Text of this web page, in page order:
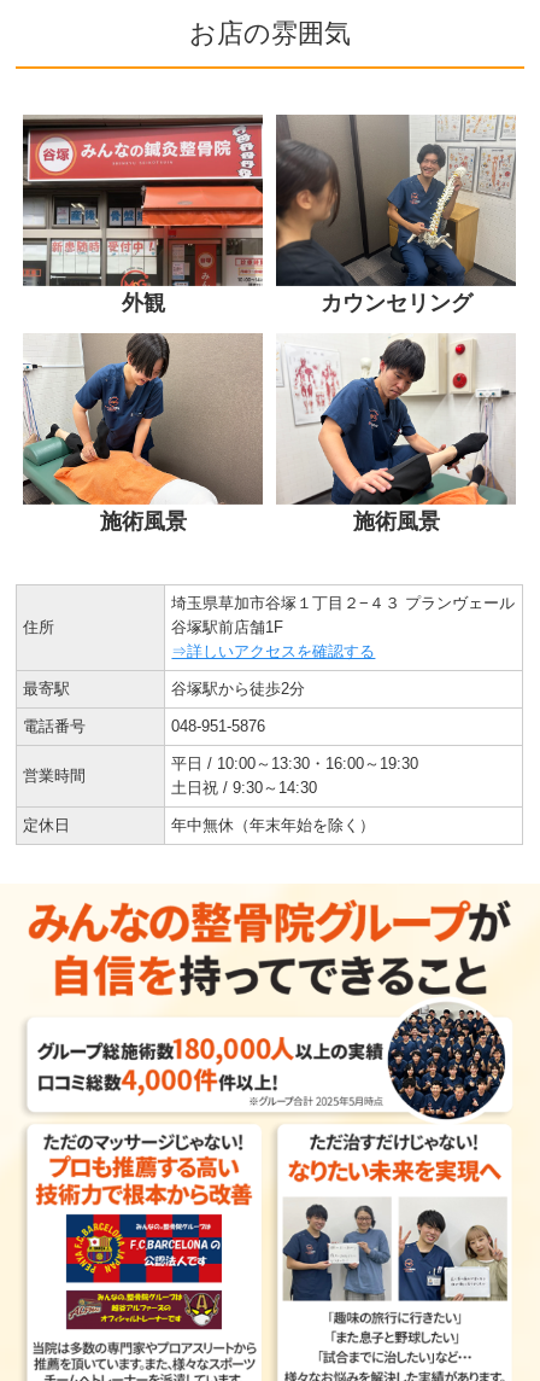
お店の雰囲気
外観 カウンセリング
施術風景 施術風景
住所
埼玉県草加市谷塚１丁目２−４３ プランヴェール
谷塚駅前店舗1F
⇒詳しいアクセスを確認する
最寄駅 谷塚駅から徒歩2分
電話番号 048-951-5876
営業時間
平日 / 10:00～13:30・16:00～19:30
土日祝 / 9:30～14:30
定休日 年中無休（年末年始を除く）